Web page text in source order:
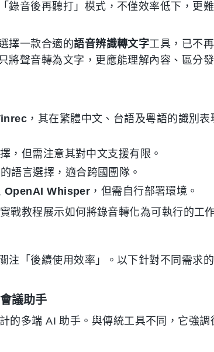
錄音後再聽打」模式，不僅效率低下，更
擇一款合適的語音辨識轉文字工具，已不
將聲音轉為文字，更應能理解內容、區分
，其在繁體中文、台語及粵語的識別表
，但需注意其對中文支援有限。
語言選擇，適合跨國團隊。
OpenAI Whisper ，但需自行部署環境。
戰教程展示如何將錄音轉化為可執行的工
注「後續使用效率」。以下針對不同需求
議助手
的多端 AI 助手。與傳統工具不同，它強調